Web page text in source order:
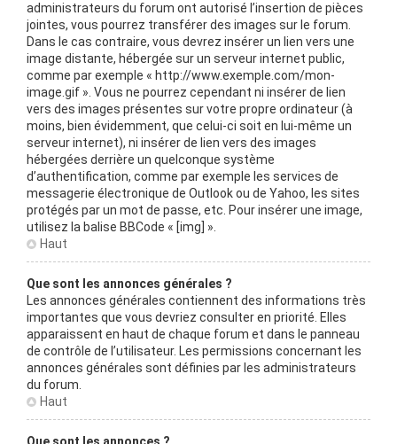
administrateurs du forum ont autorisé l’insertion de pièces
jointes, vous pourrez transférer des images sur le forum.
Dans le cas contraire, vous devrez insérer un lien vers une
image distante, hébergée sur un serveur internet public,
comme par exemple « http://www.exemple.com/mon-
image.gif ». Vous ne pourrez cependant ni insérer de lien
vers des images présentes sur votre propre ordinateur (à
moins, bien évidemment, que celui-ci soit en lui-même un
serveur internet), ni insérer de lien vers des images
hébergées derrière un quelconque système
d’authentification, comme par exemple les services de
messagerie électronique de Outlook ou de Yahoo, les sites
protégés par un mot de passe, etc. Pour insérer une image,
utilisez la balise BBCode « [img] ».
Haut
Que sont les annonces générales ?
Les annonces générales contiennent des informations très
importantes que vous devriez consulter en priorité. Elles
apparaissent en haut de chaque forum et dans le panneau
de contrôle de l’utilisateur. Les permissions concernant les
annonces générales sont définies par les administrateurs
du forum.
Haut